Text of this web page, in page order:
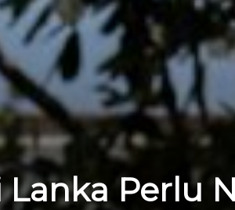
Perlu